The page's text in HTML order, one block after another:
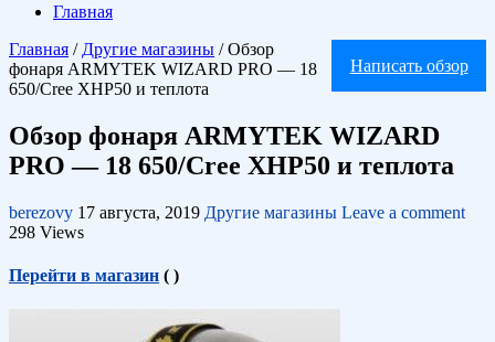
Главная
Написать обзор
Главная / Другие магазины / Обзор
фонаря ARMYTEK WIZARD PRO — 18
650/Cree XHP50 и теплота
Обзор фонаря ARMYTEK WIZARD
PRO — 18 650/Cree XHP50 и теплота
berezovy 17 августа, 2019 Другие магазины Leave a comment
298 Views
Перейти в магазин ( )